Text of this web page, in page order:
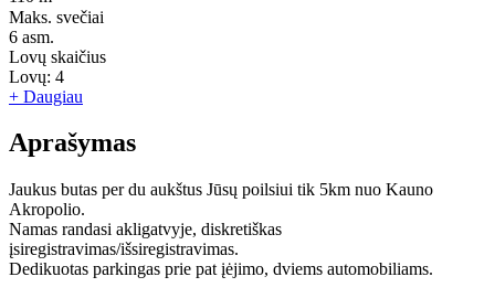
Maks. svečiai
6 asm.
Lovų skaičius
Lovų: 4
+ Daugiau
Aprašymas
Jaukus butas per du aukštus Jūsų poilsiui tik 5km nuo Kauno
Akropolio.
Namas randasi akligatvyje, diskretiškas
įsiregistravimas/išsiregistravimas.
Dedikuotas parkingas prie pat įėjimo, dviems automobiliams.